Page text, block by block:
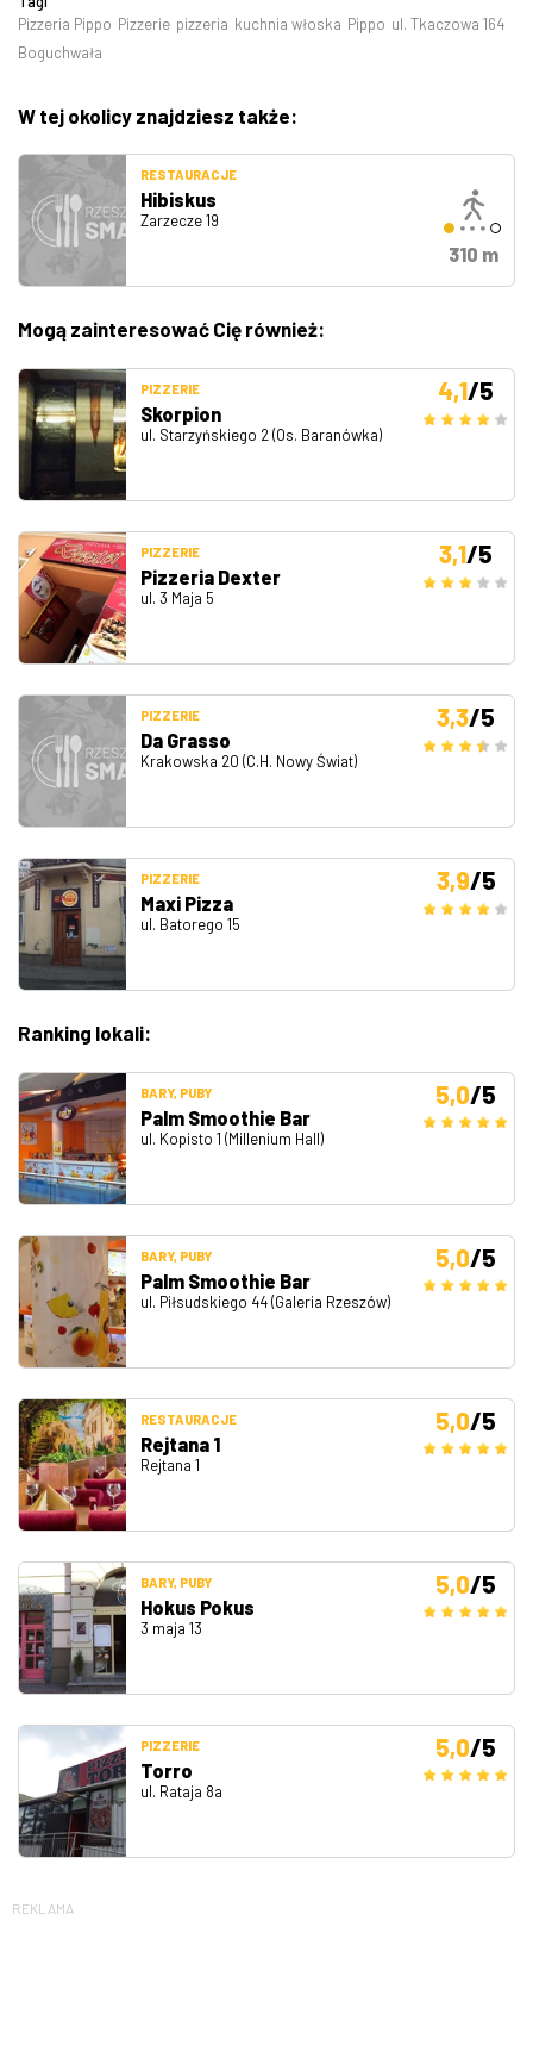
Pizzeria Pippo Pizzerie pizzeria kuchnia włoska Pippo ul. Tkaczowa 164
Boguchwała
W tej okolicy znajdziesz także:
RESTAURACJE
Hibiskus
Zarzecze 19
310 m
Mogą zainteresować Cię również:
PIZZERIE
Skorpion
ul. Starzyńskiego 2 (Os. Baranówka)
4,1/5
PIZZERIE
Pizzeria Dexter
ul. 3 Maja 5
3,1/5
PIZZERIE
Da Grasso
Krakowska 20 (C.H. Nowy Świat)
3,3/5
PIZZERIE
Maxi Pizza
ul. Batorego 15
3,9/5
Ranking lokali:
BARY, PUBY
Palm Smoothie Bar
ul. Kopisto 1 (Millenium Hall)
5,0/5
BARY, PUBY
Palm Smoothie Bar
ul. Piłsudskiego 44 (Galeria Rzeszów)
5,0/5
RESTAURACJE
Rejtana 1
Rejtana 1
5,0/5
BARY, PUBY
Hokus Pokus
3 maja 13
5,0/5
PIZZERIE
Torro
ul. Rataja 8a
5,0/5
REKLAMA